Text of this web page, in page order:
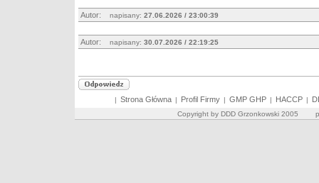
Autor: napisany: 27.06.2026 / 23:00:39
Autor: napisany: 30.07.2026 / 22:19:25
| Strona Główna | Profil Firmy | GMP GHP | HACCP |
Copyright by DDD Grzonkowski 2005